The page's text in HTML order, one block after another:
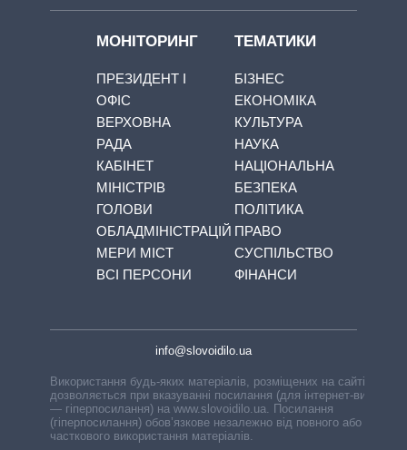
МОНІТОРИНГ
ПРЕЗИДЕНТ І
ОФІС
ВЕРХОВНА
РАДА
КАБІНЕТ
МІНІСТРІВ
ГОЛОВИ
ОБЛАДМІНІСТРАЦІЙ
МЕРИ МІСТ
ВСІ ПЕРСОНИ
ТЕМАТИКИ
БІЗНЕС
ЕКОНОМІКА
КУЛЬТУРА
НАУКА
НАЦІОНАЛЬНА
БЕЗПЕКА
ПОЛІТИКА
ПРАВО
СУСПІЛЬСТВО
ФІНАНСИ
info@slovoidilo.ua
Використання будь-яких матеріалів, розміщених на сайті,
дозволяється при вказуванні посилання (для інтернет-видань
— гіперпосилання) на www.slovoidilo.ua. Посилання
(гіперпосилання) обов’язкове незалежно від повного або
часткового використання матеріалів.